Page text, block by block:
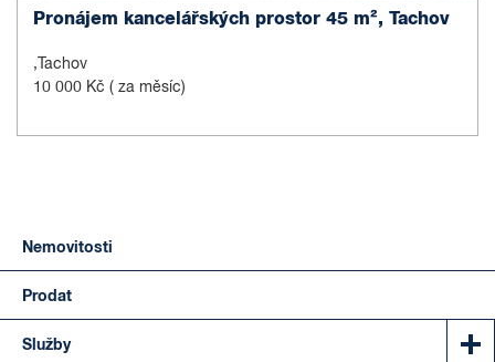
Pronájem kancelářských prostor 45 m², Tachov
,Tachov
10 000 Kč ( za měsíc)
Nemovitosti
Prodat
Služby